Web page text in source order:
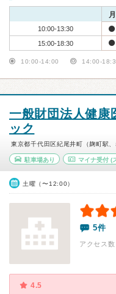
月
10:00-13:30
15:00-18:30
10:00-14:00 14:00-
一般財団法人健康
ック
東京都千代田区紀尾井町（麹町駅
駐車場あり マイナ受付(
土曜（〜12:00）
5件
アクセス
4.5